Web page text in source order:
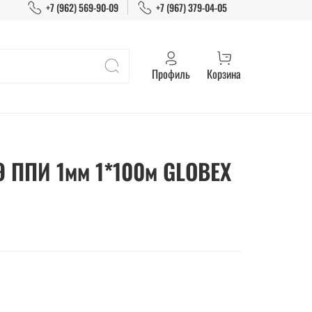
+7 (962) 569-90-09 +7 (967) 379-04-05
Профиль Корзина
1мм 1*100м GLOBEX